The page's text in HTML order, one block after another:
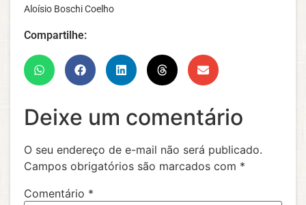
Aloísio Boschi Coelho
Compartilhe:
Deixe um comentário
O seu endereço de e-mail não será publicado.
Campos obrigatórios são marcados com *
Comentário *